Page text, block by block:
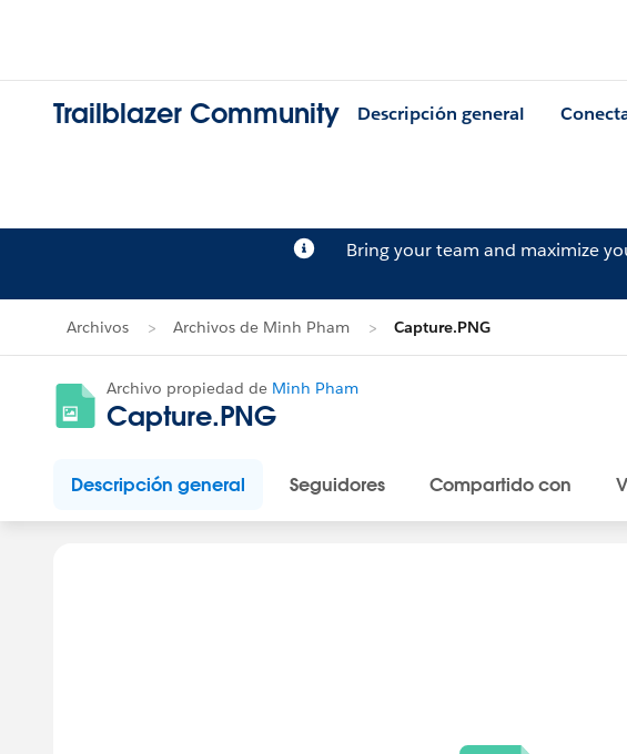
Trailblazer Community Descripción general
Bring your team and maximize
Archivos Archivos de Minh Pham Capture.PNG
Archivo propiedad de Minh Pham
Capture.PNG
Descripción general Seguidores Compartido con